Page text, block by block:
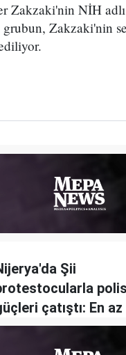
Zakzaki'nin NİH
Zakzaki'nin
Şii
polis
çatıştı: En